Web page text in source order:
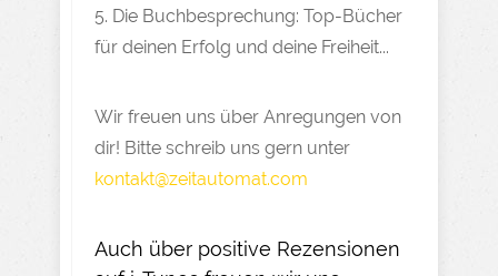
5. Die Buchbesprechung: Top-Bücher
für deinen Erfolg und deine Freiheit...
Wir freuen uns über Anregungen von
dir! Bitte schreib uns gern unter
kontakt@zeitautomat.com
Auch über positive Rezensionen